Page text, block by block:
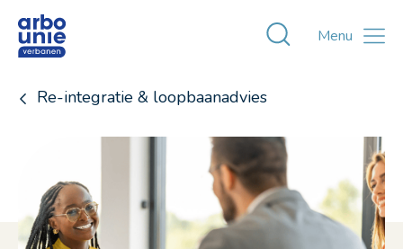
Toggle
Menu
Re-integratie & loopbaanadvies